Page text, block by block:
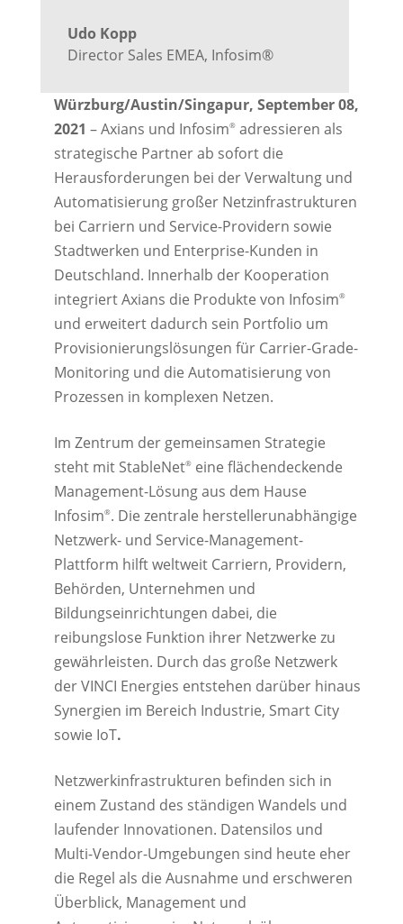
Udo Kopp
Director Sales EMEA, Infosim®
Würzburg/Austin/Singapur, September 08,
2021 – Axians und Infosim®adressieren als
strategische Partner ab sofort die
Herausforderungen bei der Verwaltung und
Automatisierung großer Netzinfrastrukturen
bei Carriern und Service-Providern sowie
Stadtwerken und Enterprise-Kunden in
Deutschland. Innerhalb der Kooperation
integriert Axians die Produkte von Infosim®
und erweitert dadurch sein Portfolio um
Provisionierungslösungen für Carrier-Grade-
Monitoring und die Automatisierung von
Prozessen in komplexen Netzen.
Im Zentrum der gemeinsamen Strategie
steht mit StableNet®eine flächendeckende
Management-Lösung aus dem Hause
Infosim®. Die zentrale herstellerunabhängige
Netzwerk- und Service-Management-
Plattform hilft weltweit Carriern, Providern,
Behörden, Unternehmen und
Bildungseinrichtungen dabei, die
reibungslose Funktion ihrer Netzwerke zu
gewährleisten. Durch das große Netzwerk
der VINCI Energies entstehen darüber hinaus
Synergien im Bereich Industrie, Smart City
sowie IoT.
Netzwerkinfrastrukturen befinden sich in
einem Zustand des ständigen Wandels und
laufender Innovationen. Datensilos und
Multi-Vendor-Umgebungen sind heute eher
die Regel als die Ausnahme und erschweren
Überblick, Management und